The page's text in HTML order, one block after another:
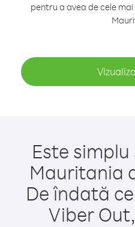
pentru a avea de cele
Este
Mauritania
De îndată
Viber